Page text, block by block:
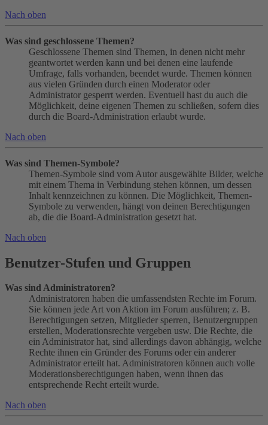
Nach oben
Was sind geschlossene Themen?
Geschlossene Themen sind Themen, in denen nicht mehr
geantwortet werden kann und bei denen eine laufende
Umfrage, falls vorhanden, beendet wurde. Themen können
aus vielen Gründen durch einen Moderator oder
Administrator gesperrt werden. Eventuell hast du auch die
Möglichkeit, deine eigenen Themen zu schließen, sofern dies
durch die Board-Administration erlaubt wurde.
Nach oben
Was sind Themen-Symbole?
Themen-Symbole sind vom Autor ausgewählte Bilder, welche
mit einem Thema in Verbindung stehen können, um dessen
Inhalt kennzeichnen zu können. Die Möglichkeit, Themen-
Symbole zu verwenden, hängt von deinen Berechtigungen
ab, die die Board-Administration gesetzt hat.
Nach oben
Benutzer-Stufen und Gruppen
Was sind Administratoren?
Administratoren haben die umfassendsten Rechte im Forum.
Sie können jede Art von Aktion im Forum ausführen; z. B.
Berechtigungen setzen, Mitglieder sperren, Benutzergruppen
erstellen, Moderationsrechte vergeben usw. Die Rechte, die
ein Administrator hat, sind allerdings davon abhängig, welche
Rechte ihnen ein Gründer des Forums oder ein anderer
Administrator erteilt hat. Administratoren können auch volle
Moderationsberechtigungen haben, wenn ihnen das
entsprechende Recht erteilt wurde.
Nach oben